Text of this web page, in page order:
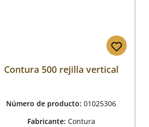
Contura 500 rejilla vertical
Número de producto: 01025306
Fabricante: Contura